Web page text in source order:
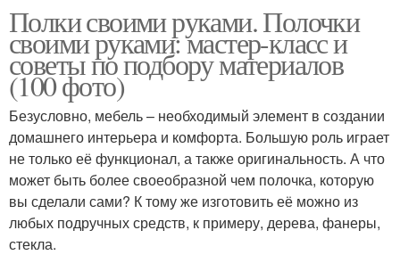
Полки своими руками. Полочки
своими руками: мастер-класс и
советы по подбору материалов
(100 фото)
Безусловно, мебель – необходимый элемент в создании
домашнего интерьера и комфорта. Большую роль играет
не только её функционал, а также оригинальность. А что
может быть более своеобразной чем полочка, которую
вы сделали сами? К тому же изготовить её можно из
любых подручных средств, к примеру, дерева, фанеры,
стекла.